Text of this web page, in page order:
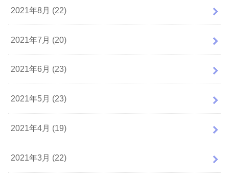
2021年8月 (22)
2021年7月 (20)
2021年6月 (23)
2021年5月 (23)
2021年4月 (19)
2021年3月 (22)